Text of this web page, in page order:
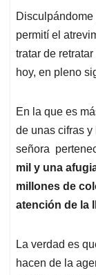
permití el
tratar de
hoy, en pleno
En la que es
de unas cifras y
señora
mil y una
millones de
atención de la
La verdad es
hacen de la